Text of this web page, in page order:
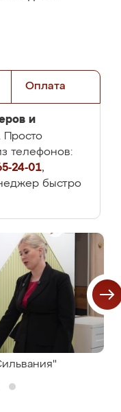
Оплата
и
Просто
телефонов:
24-01,
быстро